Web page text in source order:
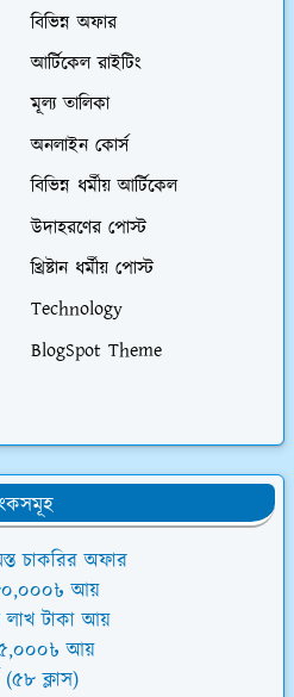
বিভিন্ন অফার
আর্টিকেল রাইটিং
মূল্য তালিকা
অনলাইন কোর্স
বিভিন্ন ধর্মীয় আর্টিকেল
উদাহরণের পোস্ট
খ্রিষ্টান ধর্মীয় পোস্ট
Technology
BlogSpot Theme
চাকরির অফার
আয়
লাখ টাকা আয়
আয়
ক্লাস)